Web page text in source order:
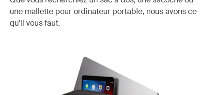
une mallette pour ordinateur portable, nous avons ce
qu'il vous faut.